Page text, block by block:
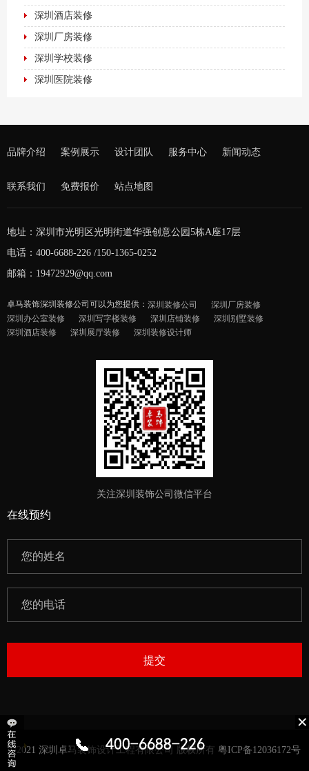
深圳酒店装修
深圳厂房装修
深圳学校装修
深圳医院装修
品牌介绍 案例展示 设计团队 服务中心 新闻动态
联系我们 免费报价 站点地图
地址：深圳市光明区光明街道华强创意公园5栋A座17层
电话：400-6688-226 /150-1365-0252
邮箱：19472929@qq.com
卓马装饰深圳装修公司可以为您提供： 深圳装修公司
深圳厂房装修
深圳办公室装修
深圳写字楼装修 深圳店铺装修
深圳别墅装修
深圳酒店装修
深圳展厅装修 深圳装修设计师
关注深圳装饰公司微信平台
在线预约
提交
©2021 深圳卓马装饰设计工程有限公司 版权所有 粤ICP备12036172号